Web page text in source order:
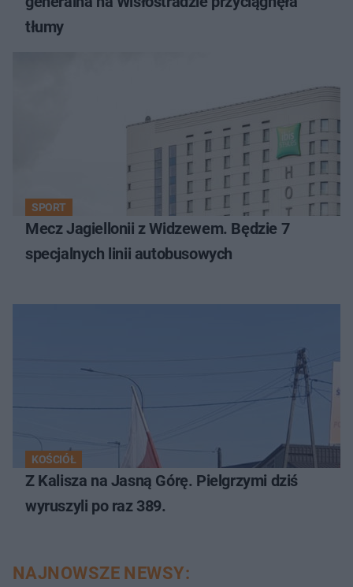
tłumy
SPORT
Mecz Jagiellonii z Widzewem. Będzie 7
specjalnych linii autobusowych
KOŚCIÓŁ
Z Kalisza na Jasną Górę. Pielgrzymi dziś
wyruszyli po raz 389.
NAJNOWSZE NEWSY: